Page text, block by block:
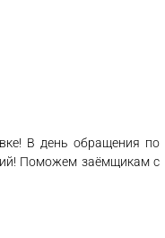
В день обращения по
Поможем заёмщикам с